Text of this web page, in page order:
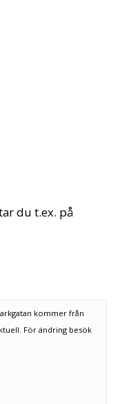
du t.ex. på
kommer från
För ändring besök